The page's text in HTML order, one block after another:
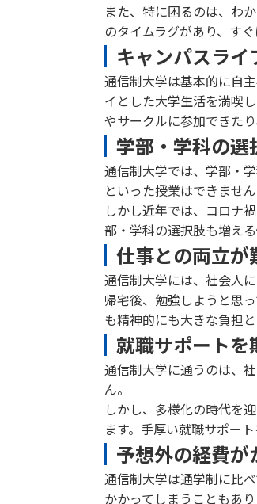
また、特に困るのは、わ
のタイムラグがあり、す
キャンパスラ
通信制大学は基本的に自
イとした大学生活を満喫
やサークルに参加できた
学部・学科の選
通信制大学では、学部・
といった授業はできませ
しかし近年では、コロナ
部・学科の選択肢も増える
仕事との両立が
通信制大学には、社会人
帰宅後、勉強しようと思
も精神的にも大きな負担
就職サポートを
通信制大学に通うのは、
ん。
しかし、多様化の時代を
ます。手厚い就職サポー
予想外の経費が
通信制大学は通学制に比
かかってしまうこともあ